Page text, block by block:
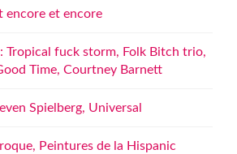
encore et encore
: Tropical fuck storm, Folk Bitch trio,
Time, Courtney Barnett
Spielberg, Universal
Peintures de la Hispanic